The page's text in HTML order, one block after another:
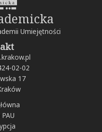
Umiejętności
02-02
17